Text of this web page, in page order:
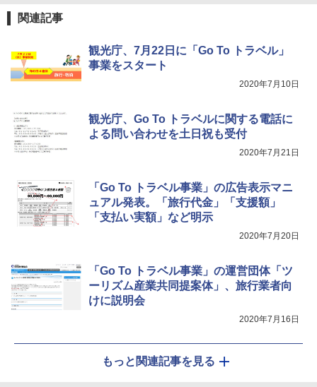
防災用品 長期保存可能 緊急時用 日本国内発
送
着替えテント トイレテント 透けない【換気
通気窓付き】収納袋付き UVカット 防水 防災
コンパクト iimono117 (ブルー)
関連記事
観光庁、7月22日に「Go To トラベル」
事業をスタート
2020年7月10日
観光庁、Go To トラベルに関する電話に
よる問い合わせを土日祝も受付
2020年7月21日
「Go To トラベル事業」の広告表示マニ
ュアル発表。「旅行代金」「支援額」
「支払い実額」など明示
2020年7月20日
「Go To トラベル事業」の運営団体「ツ
ーリズム産業共同提案体」、旅行業者向
けに説明会
2020年7月16日
もっと関連記事を見る